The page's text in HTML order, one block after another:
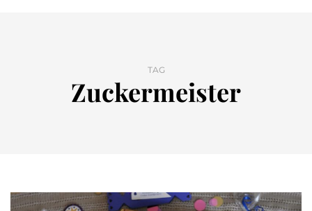
TAG
Zuckermeister